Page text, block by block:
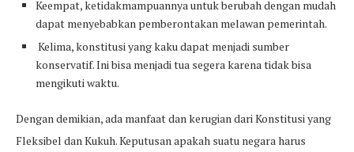
Keempat, ketidakmampuannya untuk berubah dengan mudah
dapat menyebabkan pemberontakan melawan pemerintah.
Kelima, konstitusi yang kaku dapat menjadi sumber
konservatif. Ini bisa menjadi tua segera karena tidak bisa
mengikuti waktu.
Dengan demikian, ada manfaat dan kerugian dari Konstitusi yang
Fleksibel dan Kukuh. Keputusan apakah suatu negara harus